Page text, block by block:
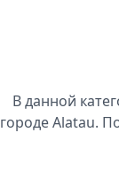
В данной
городе Alatau.